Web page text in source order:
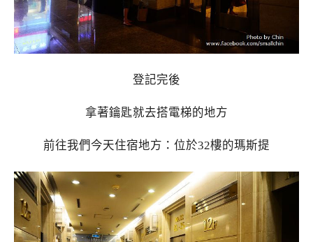
登記完後
拿著鑰匙就去搭電梯的地方
前往我們今天住宿地方：位於32樓的瑪斯提